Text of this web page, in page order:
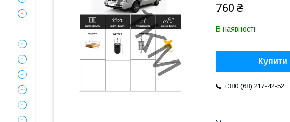
760 ₴
В наявності
Купити
+380 (68) 217-42-52